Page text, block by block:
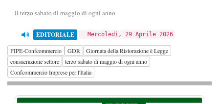
Il terzo sabato di maggio di ogni anno
EDITORIALE Mercoledì, 29 Aprile 2026
FIPE-Confcommercio GDR
Giornata della Ristorazione è Legge
consacrazione settore
terzo sabato di maggio di ogni anno
Confcommercio Imprese per l'Italia